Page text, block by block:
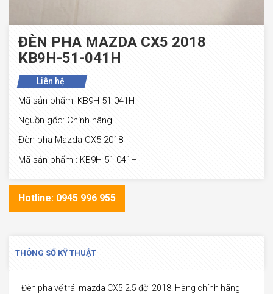
ĐÈN PHA MAZDA CX5 2018
KB9H-51-041H
Liên hệ
Mã sản phẩm: KB9H-51-041H
Nguồn gốc: Chính hãng
Đèn pha Mazda CX5 2018
Mã sản phẩm : KB9H-51-041H
Hotline: 0945 996 955
THÔNG SỐ KỸ THUẬT
Đèn pha vế trái mazda CX5 2.5 đời 2018. Hàng chính hãng